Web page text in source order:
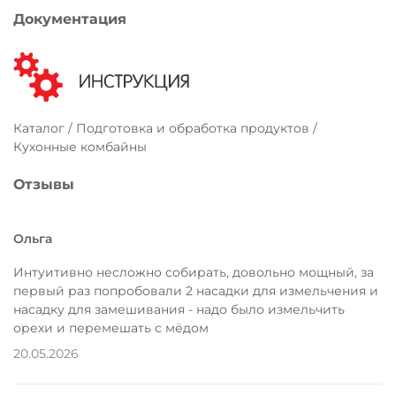
Документация
Каталог / Подготовка и обработка продуктов /
Кухонные комбайны
Отзывы
Ольга
Интуитивно несложно собирать, довольно мощный, за
первый раз попробовали 2 насадки для измельчения и
насадку для замешивания - надо было измельчить
орехи и перемешать с мёдом
20.05.2026